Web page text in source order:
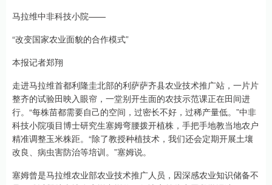
马拉维中非科技小院——
“改变国家农业面貌的合作模式”
本报记者郑翔
走进马拉维首都利隆圭北部的利萨萨齐县农业技术推广站，一片片
整齐的试验田映入眼帘，一堂别开生面的农技示范课正在田间进
行。“每株苗都需要自己的空间，过密长不好，过稀产量低。”中非
科技小院项目博士研究生塞姆弯腰拨开植株，手把手地教当地农户
精准调整玉米株距。“除了教授种植技术，我们还会定期开展土壤
改良、病虫害防治等培训。”塞姆说。
塞姆曾是马拉维农业部农业技术推广人员，因深感农业知识储备不